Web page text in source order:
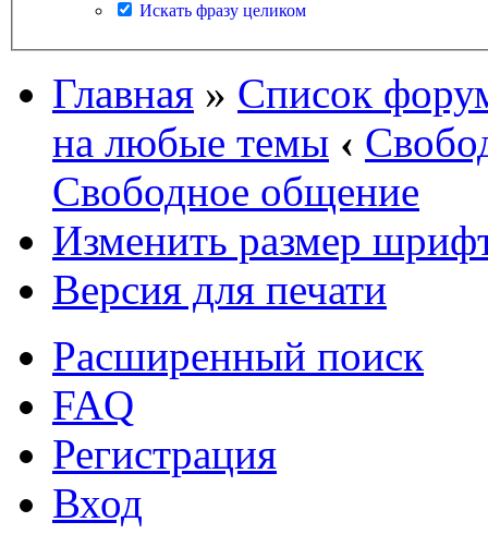
Искать фразу целиком
Главная » Список
на любые темы ‹
Свободное общение
Изменить размер
Версия для печати
Расширенный поиск
FAQ
Регистрация
Вход